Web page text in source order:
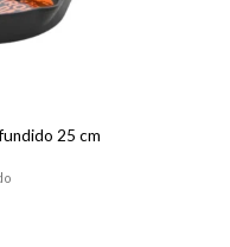
25 cm